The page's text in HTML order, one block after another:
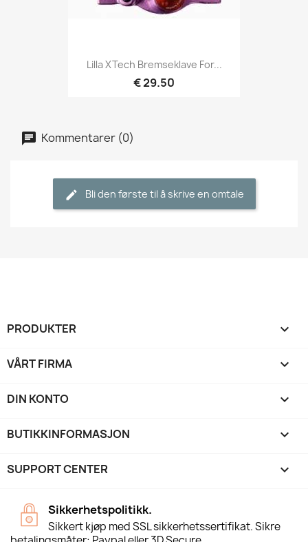
Lilla XTech Bremseklave For...
€ 29.50
Kommentarer (0)
Bli den første til å skrive en omtale
PRODUKTER 
VÅRT FIRMA 
DIN KONTO 
BUTIKKINFORMASJON keyboard_arrow_down
SUPPORT CENTER 
Sikkerhetspolitikk.
Sikkert kjøp med SSL sikkerhetssertifikat. Sikre